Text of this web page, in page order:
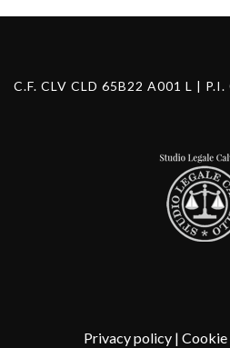
C.F. CLV CLD 65B22 A001 L |
Privacy policy|